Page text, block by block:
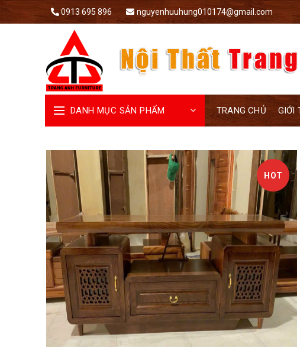
0913 695 896 nguyenhuuhung010174@gmail.com
DANH MỤC SẢN PHẨM TRANG CHỦ GIỚI
HOT